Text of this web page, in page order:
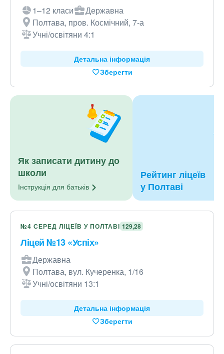
1–12 класи
Державна
Полтава, пров. Космічний, 7-а
Учні/освітяни 4:1
Детальна інформація
Зберегти
Як записати дитину до
школи
Інструкція для батьків
Рейтинг ліцеїв
у Полтаві
№4 СЕРЕД ЛІЦЕЇВ У ПОЛТАВІ 129,28
Ліцей №13 «Успіх»
Державна
Полтава, вул. Кучеренка, 1/16
Учні/освітяни 13:1
Детальна інформація
Зберегти